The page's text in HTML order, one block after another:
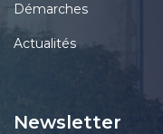
Démarches
Actualités
Newsletter